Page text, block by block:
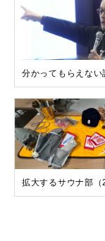
分かってもらえない
拡大するサウナ部（2